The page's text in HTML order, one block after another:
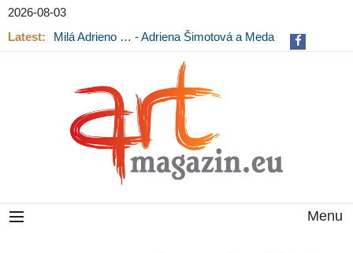
2026-08-03
Latest:
Milá Adrieno … - Adriena Šimotová a Meda
Menu